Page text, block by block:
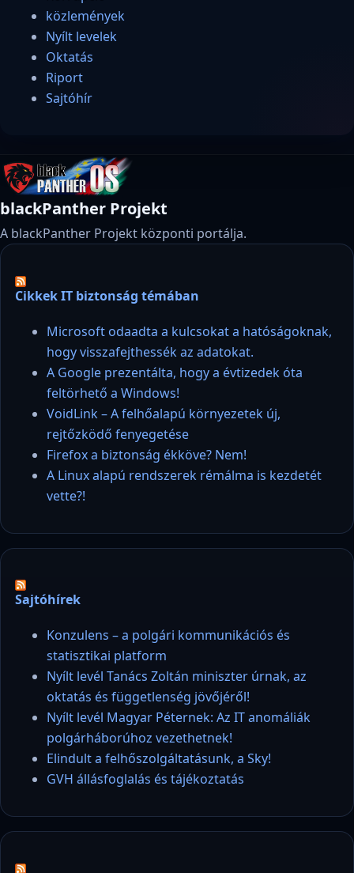
közlemények
Nyílt levelek
Oktatás
Riport
Sajtóhír
blackPanther Projekt
A blackPanther Projekt központi portálja.
Cikkek IT biztonság témában
Microsoft odaadta a kulcsokat a hatóságoknak,
hogy visszafejthessék az adatokat.
A Google prezentálta, hogy a évtizedek óta
feltörhető a Windows!
VoidLink – A felhőalapú környezetek új,
rejtőzködő fenyegetése
Firefox a biztonság ékköve? Nem!
A Linux alapú rendszerek rémálma is kezdetét
vette?!
Sajtóhírek
Konzulens – a polgári kommunikációs és
statisztikai platform
Nyílt levél Tanács Zoltán miniszter úrnak, az
oktatás és függetlenség jövőjéről!
Nyílt levél Magyar Péternek: Az IT anomáliák
polgárháborúhoz vezethetnek!
Elindult a felhőszolgáltatásunk, a Sky!
GVH állásfoglalás és tájékoztatás